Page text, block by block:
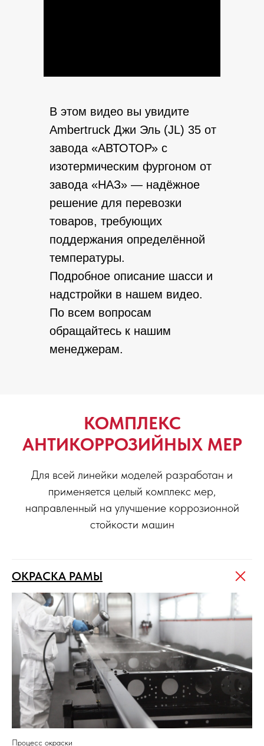
В этом видео вы увидите
Ambertruck Джи Эль (JL) 35 от
завода «АВТОТОР» с
изотермическим фургоном от
завода «НАЗ» — надёжное
решение для перевозки
товаров, требующих
поддержания определённой
температуры.
Подробное описание шасси и
надстройки в нашем видео.
По всем вопросам
обращайтесь к нашим
менеджерам.
КОМПЛЕКС
АНТИКОРРОЗИЙНЫХ МЕР
Для всей линейки моделей разработан и
применяется целый комплекс мер,
направленный на улучшение коррозионной
стойкости машин
ОКРАСКА РАМЫ
Процесс окраски